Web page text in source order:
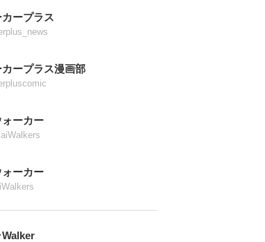
ープラス
カープラス漫画部
ォーカー
ーカー
Walker